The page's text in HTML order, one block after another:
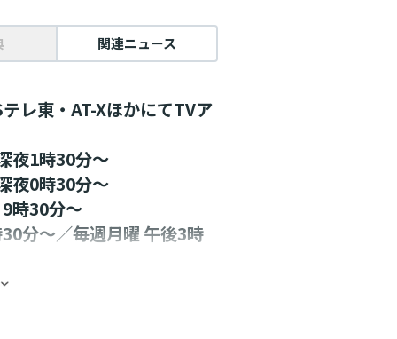
関連ニュース
レ東・AT-XほかにてTVア
夜1時30分～
夜0時30分～
時30分～
分～／毎週月曜 午後3時
詳細は公式HPにて。